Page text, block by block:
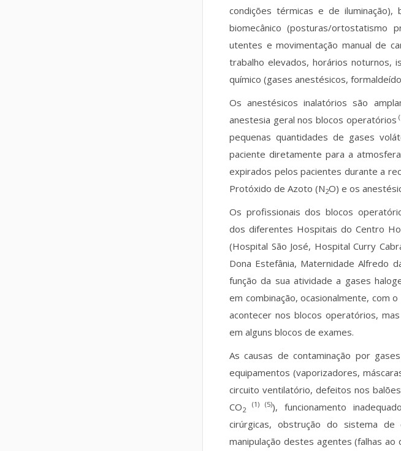
condições térmicas e de iluminação),
biomecânico (posturas/ortostatismo
utentes e movimentação manual de
trabalho elevados, horários noturnos,
químico (gases anestésicos,
Os anestésicos inalatórios são
anestesia geral nos blocos operatórios
pequenas quantidades de gases
paciente diretamente para a
expirados pelos pacientes durante a
Protóxido de Azoto (N2O) e os
Os profissionais dos blocos
dos diferentes Hospitais do Centro
(Hospital São José, Hospital Curry
Dona Estefânia, Maternidade Alfredo
função da sua atividade a gases
em combinação, ocasionalmente, com
acontecer nos blocos operatórios,
em alguns blocos de exames.
As causas de contaminação por
equipamentos (vaporizadores,
circuito ventilatório, defeitos nos
CO2
(1) (5)), funcionamento
cirúrgicas, obstrução do sistema de
manipulação destes agentes (falhas